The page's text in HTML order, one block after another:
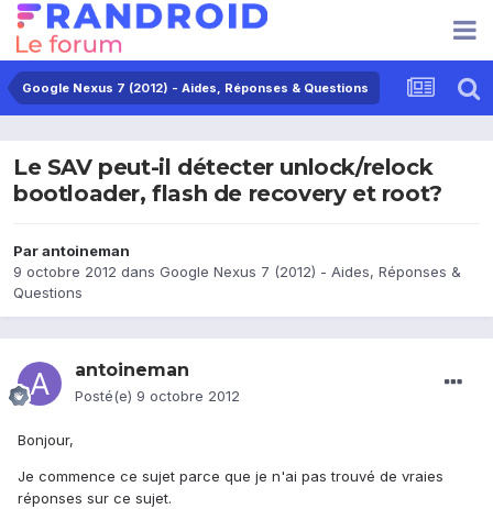
Google Nexus 7 (2012) - Aides, Réponses & Questions
Le SAV peut-il détecter unlock/relock
bootloader, flash de recovery et root?
Parantoineman
9 octobre 2012 dans Google Nexus 7 (2012) - Aides, Réponses &
Questions
antoineman
Posté(e) 9 octobre 2012
Bonjour,
Je commence ce sujet parce que je n'ai pas trouvé de vraies
réponses sur ce sujet.